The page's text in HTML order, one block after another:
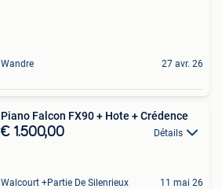
Wandre 27 avr. 26
Piano Falcon FX90 + Hote + Crédence
€ 1.500,00 Détails
Walcourt +Partie De Silenrieux 11 mai 26